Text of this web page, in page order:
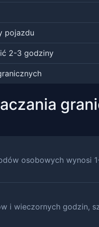
pojazdu
2-3 godziny
osobowych wynosi
i wieczornych godzin,